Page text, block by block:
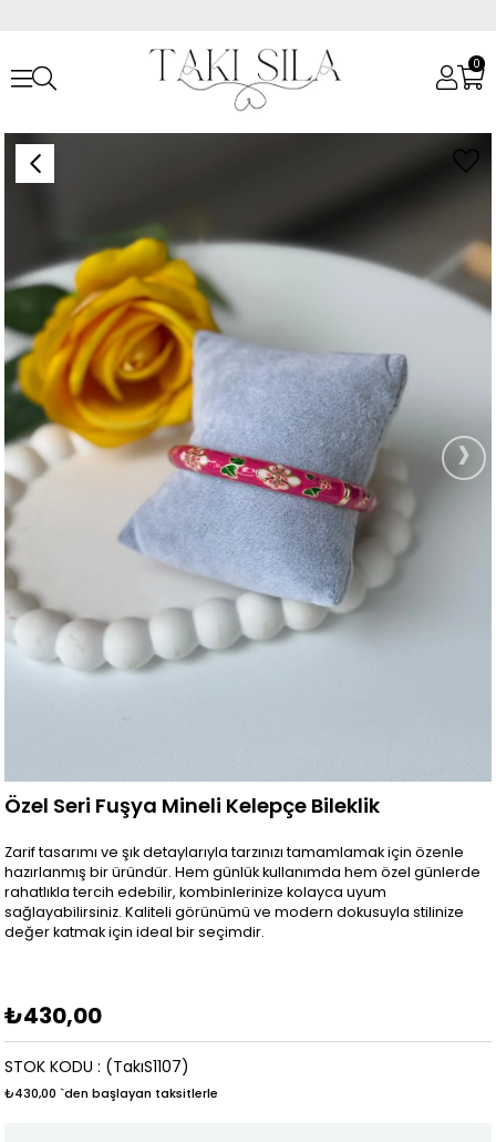
0
Çelik Bileklikler Özel Seri Fuşya Mineli Kelepçe Bileklik
›
Özel Seri Fuşya Mineli Kelepçe Bileklik
Zarif tasarımı ve şık detaylarıyla tarzınızı tamamlamak için özenle
hazırlanmış bir üründür. Hem günlük kullanımda hem özel günlerde
rahatlıkla tercih edebilir, kombinlerinize kolayca uyum
sağlayabilirsiniz. Kaliteli görünümü ve modern dokusuyla stilinize
değer katmak için ideal bir seçimdir.
₺430,00
(TakıS1107)
STOK KODU
₺430,00 `den başlayan taksitlerle